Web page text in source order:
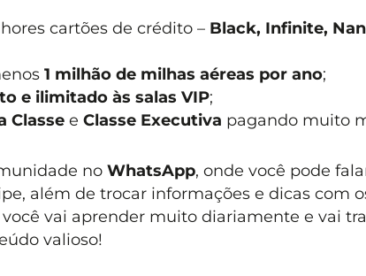
cartões de crédito – Black, Infinite,
1 milhão de milhas aéreas por ano;
e ilimitado às salas VIP;
Classee Classe Executiva pagando muito
no WhatsApp, onde você pode
além de trocar informações e dicas com
vai aprender muito diariamente e vai
valioso!